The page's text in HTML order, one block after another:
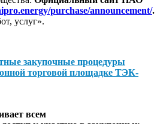
purchase/announcement/.
услуг».
закупочные процедуры
торговой площадке ТЭК-
всем